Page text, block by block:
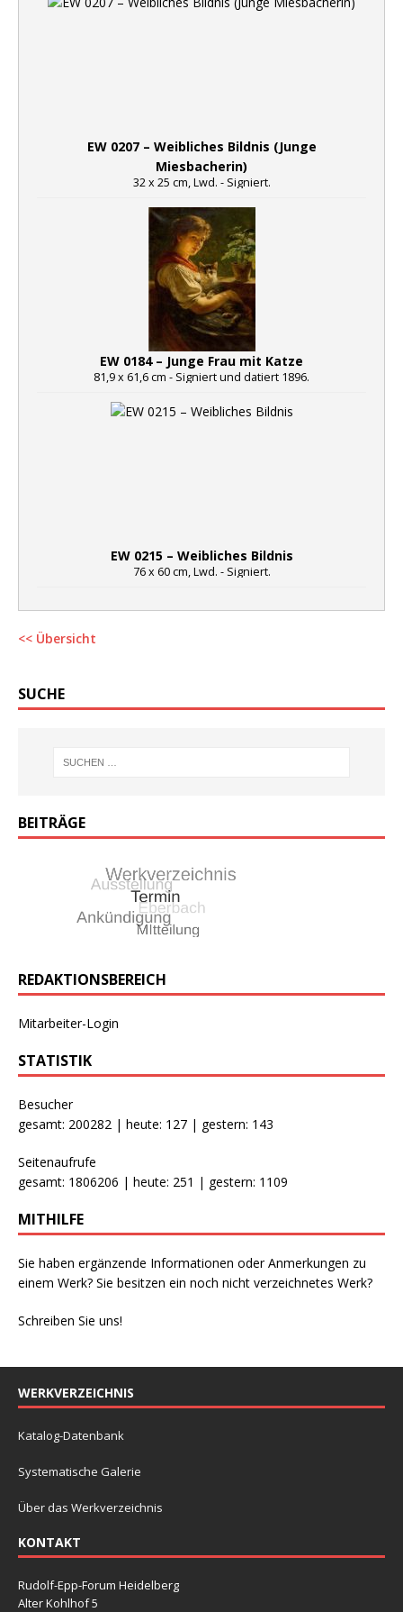
EW 0207 – Weibliches Bildnis (Junge
Miesbacherin)
32 x 25 cm, Lwd. - Signiert.
EW 0184 – Junge Frau mit Katze
81,9 x 61,6 cm - Signiert und datiert 1896.
EW 0215 – Weibliches Bildnis
76 x 60 cm, Lwd. - Signiert.
<< Übersicht
SUCHE
BEITRÄGE
REDAKTIONSBEREICH
Mitarbeiter-Login
STATISTIK
Besucher
gesamt: 200282 | heute: 127 | gestern: 143
Seitenaufrufe
gesamt: 1806206 | heute: 251 | gestern: 1109
MITHILFE
Sie haben ergänzende Informationen oder Anmerkungen zu
einem Werk? Sie besitzen ein noch nicht verzeichnetes Werk?
Schreiben Sie uns!
WERKVERZEICHNIS
Katalog-Datenbank
Systematische Galerie
Über das Werkverzeichnis
KONTAKT
Rudolf-Epp-Forum Heidelberg
Alter Kohlhof 5